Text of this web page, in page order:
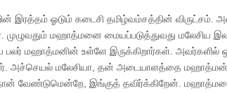
இரத்தம் ஓடும் கடைசி தமிழ்வம்சத்தின் விருட்சம்.
முழுவதும் மஹாத்மனை மையப்படுத்துவது மலேசிய
பலர் மஹாத்மனின் உள்ளே இருக்கிறார்கள்.
அச்செயல் மலேசியா, தன் அடையாளத்தை மஹாத்மன்
வேண்டுமென்றே, இங்குத் தவிர்க்கிறேன்.